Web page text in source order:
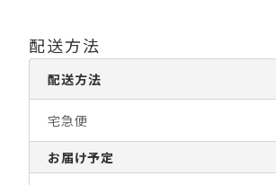
配送方法
配送方法
宅急便
お届け予定